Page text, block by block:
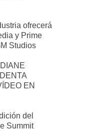
ofrecerá
y Prime
Studios
EN
del
Summit